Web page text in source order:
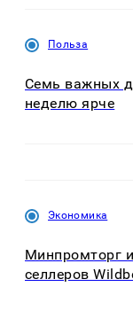
Польза
Семь важных
неделю ярче
Экономика
Минпромторг
селлеров